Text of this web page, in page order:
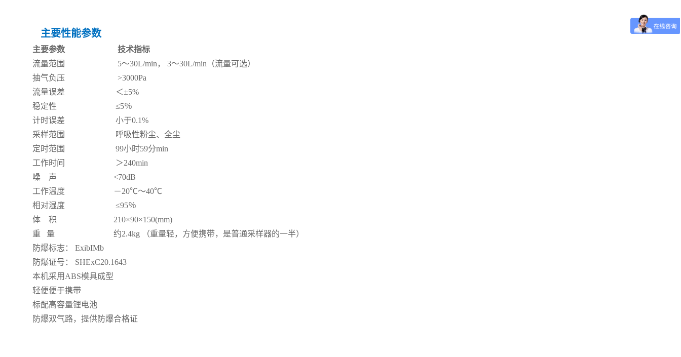
主要性能参数
主要参数
技术指标
流量范围
5～30L/min， 3～30L/min（流量可选）
抽气负压 >3000Pa
流量误差 ＜±5%
稳定性 ≤5％
计时误差 小于0.1%
采样范围
呼吸性粉尘、全尘
定时范围
99小时59分min
工作时间
＞240min
噪 声 <70dB
工作温度 －20℃～40℃
相对湿度 ≤95％
体 积 210×90×150(mm)
重 量 约2.4kg （重量轻，方便携带，是普通采样器的一半）
防爆标志： ExibIMb
防爆证号： SHExC20.1643
本机采用ABS模具成型
轻便便于携带
标配高容量锂电池
防爆双气路，提供防爆合格证